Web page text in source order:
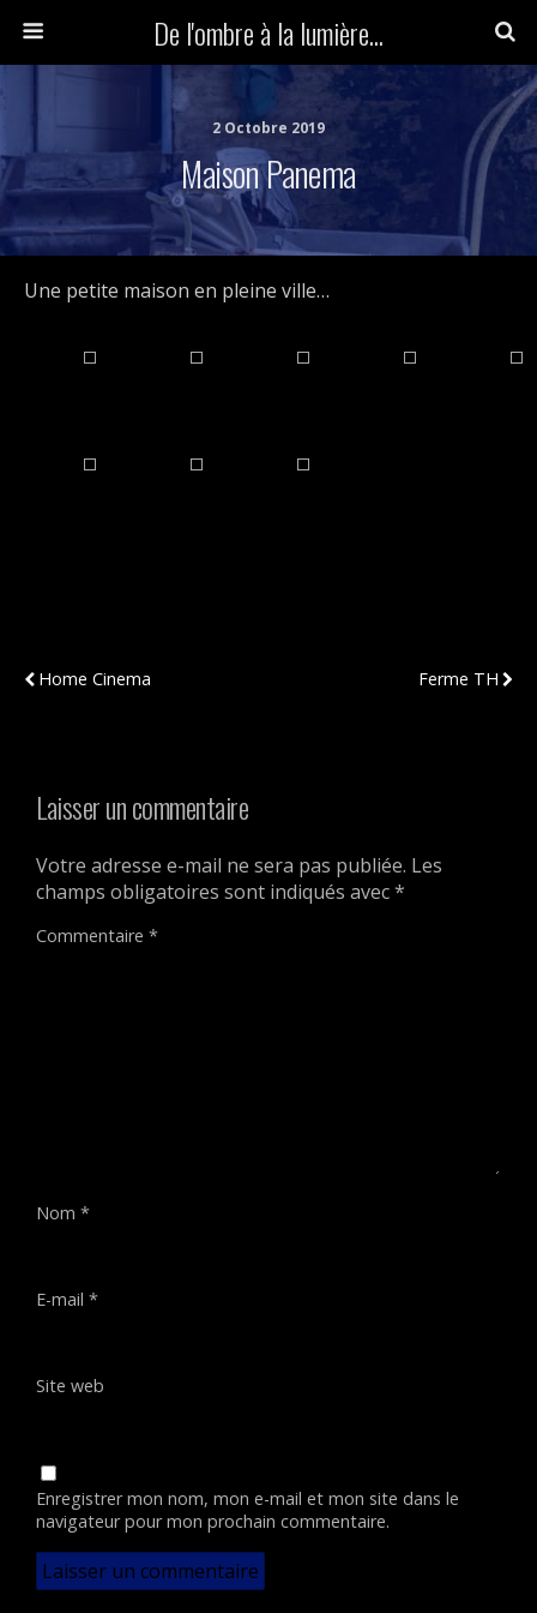
De l'ombre à la lumière...
2 Octobre 2019
Maison Panema
Une petite maison en pleine ville…
Home Cinema
Ferme TH
Laisser un commentaire
Votre adresse e-mail ne sera pas publiée. Les
champs obligatoires sont indiqués avec*
Commentaire *
Nom *
E-mail *
Site web
Enregistrer mon nom, mon e-mail et mon site dans le
navigateur pour mon prochain commentaire.